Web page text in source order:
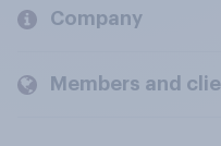
Company
Members and